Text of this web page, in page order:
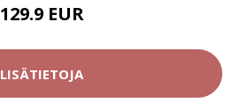
129.9 EUR
LISÄTIETOJA